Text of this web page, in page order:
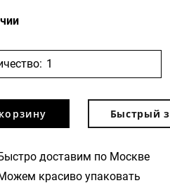
Быстрый
доставим по Москве
красиво упаковать